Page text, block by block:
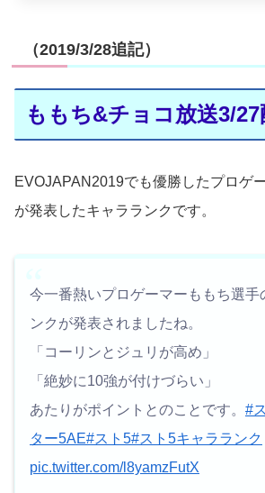
（2019/3/28追記）
ももち&チョコ放送3/27
EVOJAPAN2019でも優勝したプロゲ
が発表したキャラランクです。
今一番熱いプロゲーマーももち選手
ンクが発表されましたね。
「コーリンとジュリが高め」
「絶妙に10強が付けづらい」
あたりがポイントとのことです。 #
ター5AE#スト5#スト5キャラランク
pic.twitter.com/l8yamzFutX